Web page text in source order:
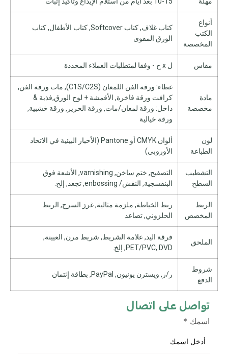
أنواع
الكتب
المخصصة
كتاب غلاف, كتاب Softcover, كتاب الأطفال, كتاب
الورق المقوى
مقاس
مادة
مخصصة
غطاء: ورقة الفن اللمعان (C1S/C2S), مات ورقة الفن,
كرافت ورقة فاخرة, الأقمشة + لوح الورق,فذبة &
داخل: ورقة لمعان/مات, ورقة الحرير, ورقة خشبية,
ورقة خيالية
لون
الطباعة
ألوان CMYK أو Pantone (الأحبار البيئية في الاتحاد
الأوروبي)
التشطيب
السطح
التصفيح, ختم ساخن, varnishing, الأشعة فوق
البنفسجية, النقش/ enbossing, تجعد, إلخ.
الربط
المخصص
ربط الخياطة, ملزمة مثالية, غرز السرج, الربط
الحلزوني, تصاعد
الملحق
فرقة اليد, علامة الشريط, شريط مرن, العيينة,
PET/PVC, DVD, إلخ.
شروط
الدفع
ر/ر, ويسترن يونيون, PayPal, بطاقة إئتمان
تواصل على اتصال
اسمك *